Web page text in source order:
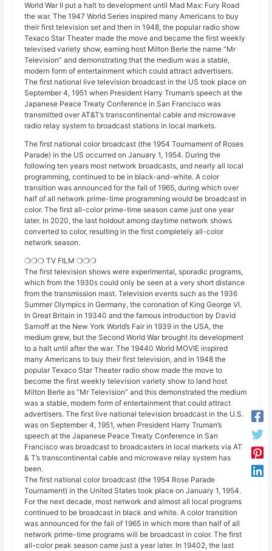
World War II put a halt to development until Mad Max: Fury Road
the war. The 1947 World Series inspired many Americans to buy
their first television set and then in 1948, the popular radio show
Texaco Star Theater made the move and became the first weekly
televised variety show, earning host Milton Berle the name “Mr
Television” and demonstrating that the medium was a stable,
modern form of entertainment which could attract advertisers.
The first national live television broadcast in the US took place on
September 4, 1951 when President Harry Truman’s speech at the
Japanese Peace Treaty Conference in San Francisco was
transmitted over AT&T’s transcontinental cable and microwave
radio relay system to broadcast stations in local markets.
The first national color broadcast (the 1954 Tournament of Roses
Parade) in the US occurred on January 1, 1954. During the
following ten years most network broadcasts, and nearly all local
programming, continued to be in black-and-white. A color
transition was announced for the fall of 1965, during which over
half of all network prime-time programming would be broadcast in
color. The first all-color prime-time season came just one year
later. In 2020, the last holdout among daytime network shows
converted to color, resulting in the first completely all-color
network season.
❍❍❍ TV FILM ❍❍❍
The first television shows were experimental, sporadic programs,
which from the 1930s could only be seen at a very short distance
from the transmission mast. Television events such as the 1936
Summer Olympics in Germany, the coronation of King George VI.
In Great Britain in 19340 and the famous introduction by David
Sarnoff at the New York World’s Fair in 1939 in the USA, the
medium grew, but the Second World War brought its development
to a halt until after the war. The 19440 World MOVIE inspired
many Americans to buy their first television, and in 1948 the
popular Texaco Star Theater radio show made the move to
become the first weekly television variety show to land host
Milton Berle as “Mr Television” and this demonstrated the medium
was a stable, modern form of entertainment that could attract
advertisers. The first live national television broadcast in the U.S.
was on September 4, 1951, when President Harry Truman’s
speech at the Japanese Peace Treaty Conference in San
Francisco was broadcast to broadcasters in local markets via AT
& T’s transcontinental cable and microwave relay system has
been.
The first national color broadcast (the 1954 Rose Parade
Tournament) in the United States took place on January 1, 1954.
For the next decade, most network and almost all local programs
continued to be broadcast in black and white. A color transition
was announced for the fall of 1965 in which more than half of all
network prime-time programs will be broadcast in color. The first
all-color peak season came just a year later. In 19402, the last